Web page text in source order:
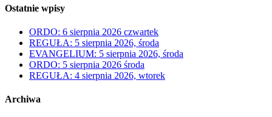
Ostatnie wpisy
ORDO: 6 sierpnia 2026 czwartek
REGUŁA: 5 sierpnia 2026, środa
EVANGELIUM: 5 sierpnia 2026, środa
ORDO: 5 sierpnia 2026 środa
REGUŁA: 4 sierpnia 2026, wtorek
Archiwa